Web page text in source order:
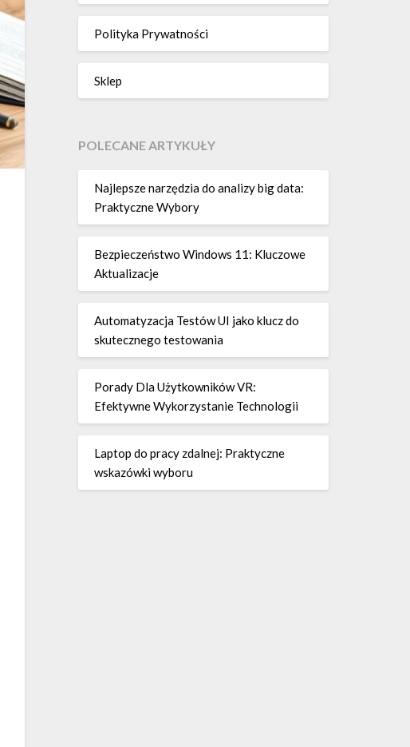
Polityka Prywatności
Sklep
POLECANE ARTYKUŁY
Najlepsze narzędzia do analizy big data:
Praktyczne Wybory
Bezpieczeństwo Windows 11: Kluczowe
Aktualizacje
Automatyzacja Testów UI jako klucz do
skutecznego testowania
Porady Dla Użytkowników VR:
Efektywne Wykorzystanie Technologii
Laptop do pracy zdalnej: Praktyczne
wskazówki wyboru